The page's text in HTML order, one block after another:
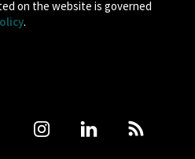
on the website is governed
.